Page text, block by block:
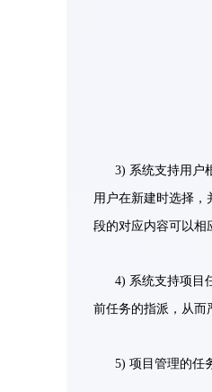
3) 系统支持用户
用户在新建时选择，
段的对应内容可以相
4) 系统支持项目
前任务的指派，从而
5) 项目管理的任